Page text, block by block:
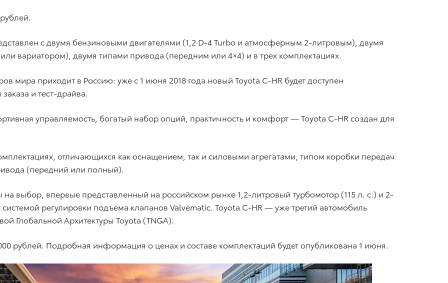
с двумя бензиновыми двигателями (1,2 D-4 Turbo и атмосферным 2-литровым), двумя
вариатором), двумя типами привода (передним или 4×4) и в трех комплектациях.
мира приходит в Россию: уже с 1 июня 2018 года новый Toyota C-HR будет доступен
и тест-драйва.
управляемость, богатый набор опций, практичность и комфорт — Toyota C-HR создан для
отличающихся как оснащением, так и силовыми агрегатами, типом коробки передач
(передний или полный).
выбор, впервые представленный на российском рынке 1,2-литровый турбомотор (115 л. с.) и 2-
регулировки подъема клапанов Valvematic. Toyota C-HR — уже третий автомобиль
Глобальной Архитектуры Toyota (TNGA).
рублей. Подробная информация о ценах и составе комплектаций будет опубликована 1 июня.